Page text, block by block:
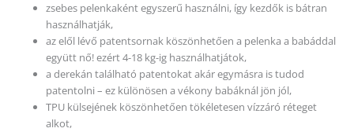
zsebes pelenkaként egyszerű használni, így kezdők is bátran
használhatják,
az elől lévő patentsornak köszönhetően a pelenka a babáddal
együtt nő! ezért 4-18 kg-ig használhatjátok,
a derekán található patentokat akár egymásra is tudod
patentolni – ez különösen a vékony babáknál jön jól,
TPU külsejének köszönhetően tökéletesen vízzáró réteget
alkot,